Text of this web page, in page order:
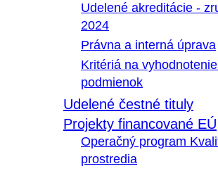
Udelené akreditácie -
2024
Právna a interná úprava
Kritériá na
podmienok
Udelené čestné tituly
Projekty financované EÚ
Operačný program
prostredia